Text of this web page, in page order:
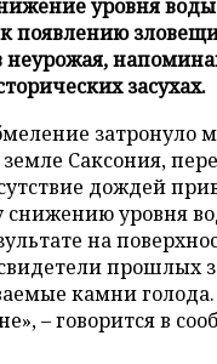
уровня
появлению
неурожая,
засухах.
затронуло
Саксония,
дождей
снижению уровня
на
прошлых
камни
– говорится в